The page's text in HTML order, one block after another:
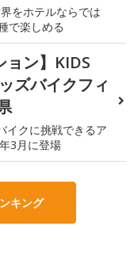
をホテルならでは
で楽しめる
ョン】KIDS
ズバイクフィ
イクに挑戦できるア
3月に登場
キング